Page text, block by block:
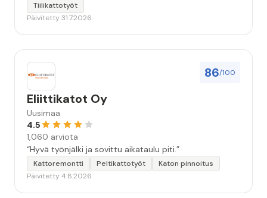
Tiilikattotyöt
Päivitetty 31.7.2026
86/100
Eliittikatot Oy
Uusimaa
4.5
1,060 arviota
“Hyvä työnjälki ja sovittu aikataulu piti.”
Kattoremontti Peltikattotyöt
Katon pinnoitus
Päivitetty 4.8.2026